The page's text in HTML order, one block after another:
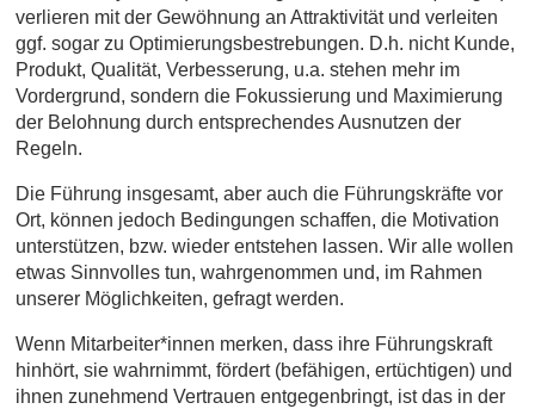
verlieren mit der Gewöhnung an Attraktivität und verleiten
ggf. sogar zu Optimierungsbestrebungen. D.h. nicht Kunde,
Produkt, Qualität, Verbesserung, u.a. stehen mehr im
Vordergrund, sondern die Fokussierung und Maximierung
der Belohnung durch entsprechendes Ausnutzen der
Regeln.
Die Führung insgesamt, aber auch die Führungskräfte vor
Ort, können jedoch Bedingungen schaffen, die Motivation
unterstützen, bzw. wieder entstehen lassen. Wir alle wollen
etwas Sinnvolles tun, wahrgenommen und, im Rahmen
unserer Möglichkeiten, gefragt werden.
Wenn Mitarbeiter*innen merken, dass ihre Führungskraft
hinhört, sie wahrnimmt, fördert (befähigen, ertüchtigen) und
ihnen zunehmend Vertrauen entgegenbringt, ist das in der